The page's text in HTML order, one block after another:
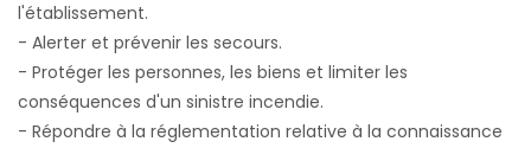
l'établissement.
- Alerter et prévenir les secours.
- Protéger les personnes, les biens et limiter les
conséquences d'un sinistre incendie.
- Répondre à la réglementation relative à la connaissance